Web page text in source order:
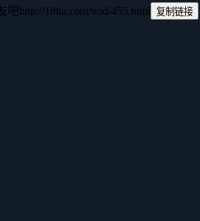
吧http://18ha.com/vod/455.html 复制链接